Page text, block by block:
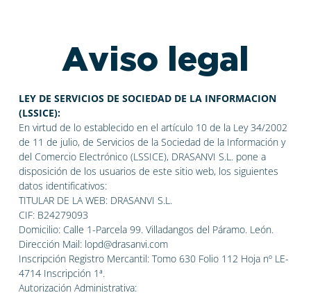
Aviso legal
LEY DE SERVICIOS DE SOCIEDAD DE LA INFORMACION
(LSSICE):
En virtud de lo establecido en el artículo 10 de la Ley 34/2002
de 11 de julio, de Servicios de la Sociedad de la Información y
del Comercio Electrónico (LSSICE), DRASANVI S.L. pone a
disposición de los usuarios de este sitio web, los siguientes
datos identificativos:
TITULAR DE LA WEB: DRASANVI S.L.
CIF: B24279093
Domicilio: Calle 1-Parcela 99. Villadangos del Páramo. León.
Dirección Mail: lopd@drasanvi.com
Inscripción Registro Mercantil: Tomo 630 Folio 112 Hoja nº LE-
4714 Inscripción 1ª.
Autorización Administrativa: